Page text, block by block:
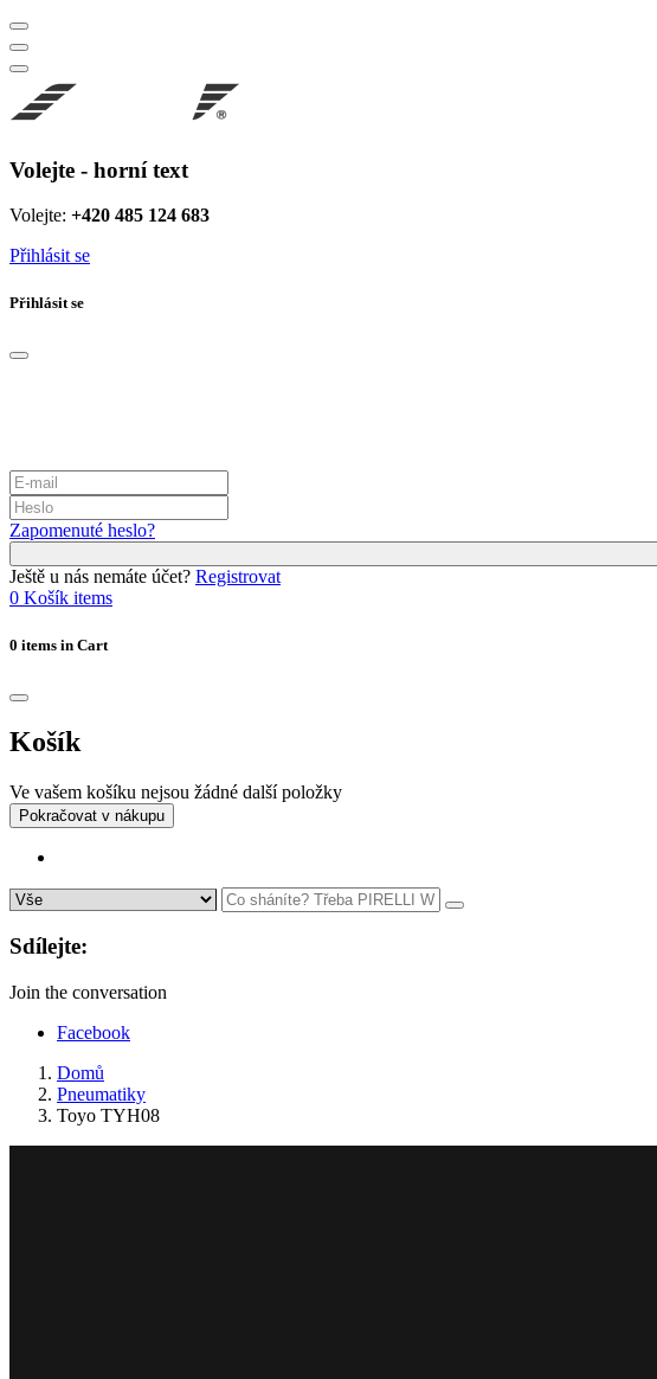
Volejte - horní text
Volejte: +420 485 124 683
Přihlásit se
Přihlásit se
Zapomenuté heslo?
Ještě u nás nemáte účet? Registrovat
0 Košík items
0 items in Cart
Košík
Ve vašem košíku nejsou žádné další položky
Pokračovat v nákupu
Sdílejte:
Join the conversation
Facebook
Domů
Pneumatiky
Toyo TYH08